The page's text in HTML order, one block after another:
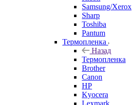
Samsung/Xerox
Sharp
Toshiba
Pantum
Термопленка
Назад
Термопленка
Brother
Canon
HP
Kyocera
Lexmark